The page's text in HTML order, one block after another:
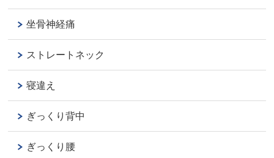
坐骨神経痛
ストレートネック
寝違え
ぎっくり背中
ぎっくり腰